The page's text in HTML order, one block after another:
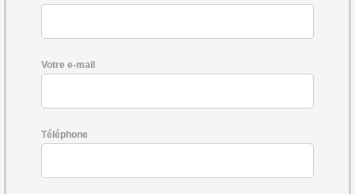
Votre e-mail
Téléphone